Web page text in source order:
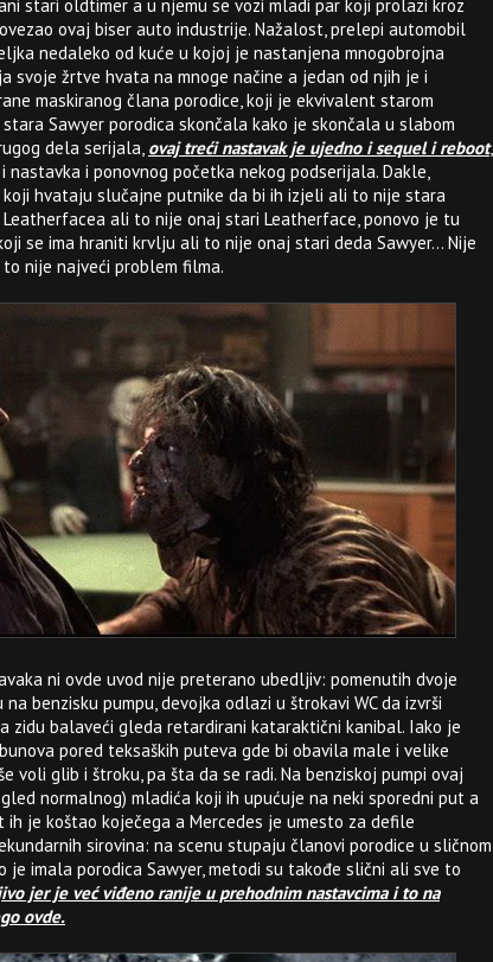
stari oldtimer a u njemu se vozi mladi par koji prolazi kroz
ovaj biser auto industrije. Nažalost, prelepi automobil
nedaleko od kuće u kojoj je nastanjena mnogobrojna
svoje žrtve hvata na mnoge načine a jedan od njih je i
maskiranog člana porodice, koji je ekvivalent starom
Sawyer porodica skončala kako je skončala u slabom
dela serijala, ovaj treći nastavak je ujedno i sequel i reboot,
nastavka i ponovnog početka nekog podserijala. Dakle,
hvataju slučajne putnike da bi ih izjeli ali to nije stara
Leatherfacea ali to nije onaj stari Leatherface, ponovo je tu
se ima hraniti krvlju ali to nije onaj stari deda Sawyer... Nije
nije najveći problem filma.
ni ovde uvod nije preterano ubedljiv: pomenutih dvoje
benzisku pumpu, devojka odlazi u štrokavi WC da izvrši
zidu balaveći gleda retardirani kataraktični kanibal. Iako je
pored teksaških puteva gde bi obavila male i velike
voli glib i štroku, pa šta da se radi. Na benziskoj pumpi ovaj
normalnog) mladića koji ih upućuje na neki sporedni put a
je koštao koječega a Mercedes je umesto za defile
sirovina: na scenu stupaju članovi porodice u sličnom
je imala porodica Sawyer, metodi su takođe slični ali sve to
jer je već viđeno ranije u prehodnim nastavcima i to na
ovde.